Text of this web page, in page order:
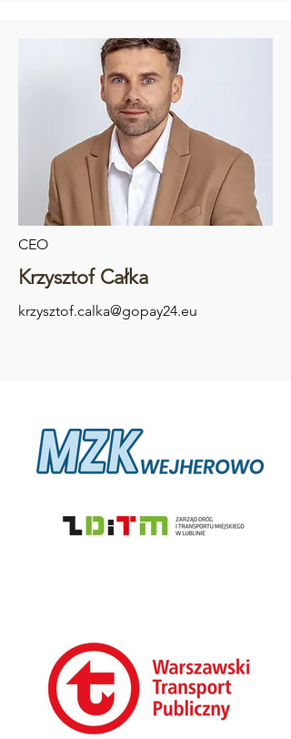
CEO
Krzysztof Całka
krzysztof.calka@gopay24.eu